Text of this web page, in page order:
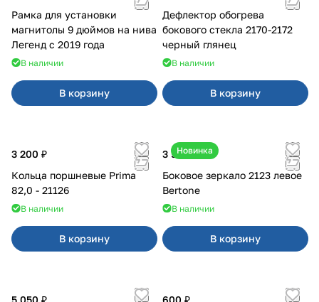
Рамка для установки
магнитолы 9 дюймов на нива
Легенд с 2019 года
В наличии
В корзину
Дефлектор обогрева
бокового стекла 2170-2172
черный глянец
В наличии
В корзину
3 200 ₽
Кольца поршневые Prima
82,0 - 21126
В наличии
В корзину
Новинка
3 500 ₽
Боковое зеркало 2123 левое
Bertone
В наличии
В корзину
5 050 ₽ 600 ₽